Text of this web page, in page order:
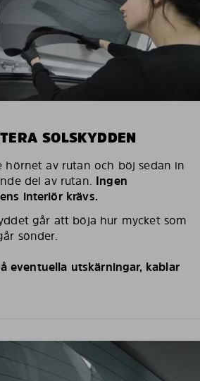
SOLSKYDDEN
hörnet av rutan och böj sedan in
del av rutan. Ingen
interiör krävs.
går att böja hur mycket som
sönder.
eventuella utskärningar, kablar